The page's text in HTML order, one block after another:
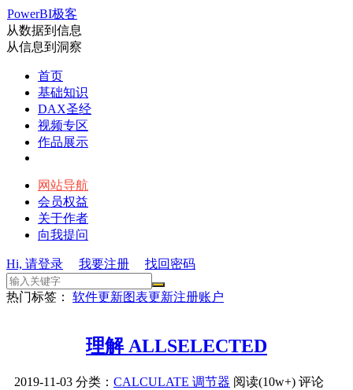
PowerBI极客
从数据到信息
从信息到洞察
首页
基础知识
DAX圣经
视频专区
作品展示
网站导航
会员权益
关于作者
向我提问
Hi, 请登录 我要注册 找回密码
热门标签： 软件更新图表更新注册账户
理解 ALLSELECTED
2019-11-03 分类： CALCULATE 调节器 阅读(10w+) 评论